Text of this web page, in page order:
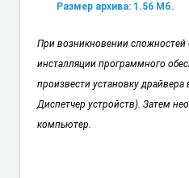
Размер архива: 1.56 Мб.
При возникновении сложностей
инсталляции программного
произвести установку
Диспетчер устройств). Затем
компьютер.